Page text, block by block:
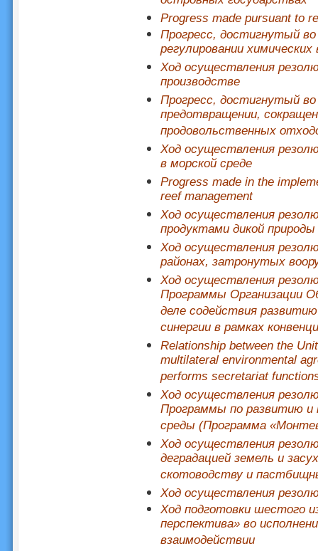
Progress made pursuant to
Прогресс, достигнутый во
регулировании
Ход осуществления
производстве
Прогресс, достигнутый
предотвращении,
продовольственных
Ход осуществления
в морской среде
Progress made in the
reef management
Ход осуществления
продуктами дикой природы
Ход осуществления
районах, затронутых
Ход осуществления
Программы Организации
деле содействия
синергии в рамках
Relationship between the
multilateral environmental
performs secretariat
Ход осуществления
Программы по развитию и
среды (Программа
Ход осуществления
деградацией земель и
скотоводству и
Ход осуществления
Ход подготовки шестого
перспектива» во
взаимодействии